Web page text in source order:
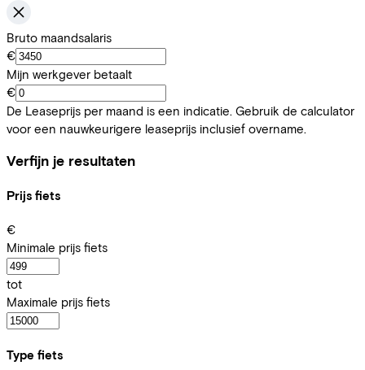
Bruto maandsalaris
€
Mijn werkgever betaalt
€
De Leaseprijs per maand is een indicatie. Gebruik de calculator
voor een nauwkeurigere leaseprijs inclusief overname.
Verfijn je resultaten
Prijs fiets
€
Minimale prijs fiets
tot
Maximale prijs fiets
Type fiets